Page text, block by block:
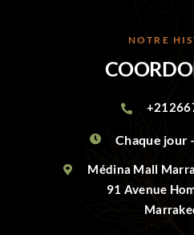
Chaque jour
Médina Mall
91 Avenue